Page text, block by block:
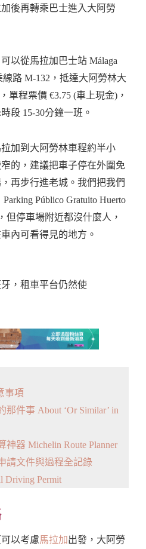
後再轉乘巴士進入大阿勞
以從馬拉加巴士站 Málaga
線路 M-132，抵達大阿勞林大
單程票價 €3.75 (車上現金)，
段 15-30分鐘一班。
加到大阿勞林車程約半小
的，建議把車子停在外圍免
再步行進老城。我們把我們
Público Gratuito Huerto
但停車場附近都沒什麼人，
內可看得見的地方。
，租車平台仍然使
事項
那件事 About ‘Or Similar’ in
神器 Michelin Route Planner
請文件與過程全記錄
Driving Permit
以考慮馬拉加出發，大阿勞